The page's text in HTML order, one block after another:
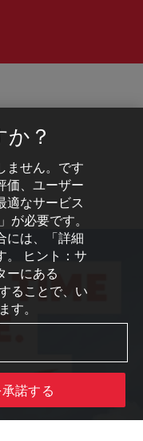
？
ません。です
価、ユーザー
適なサービス
が必要です。
には、「詳細
。 ヒント：サ
ーにある
ることで、い
す。
諾する